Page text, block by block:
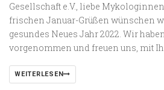
Gesellschaft e.V., liebe
frischen Januar-Grüßen wünschen
gesundes Neues Jahr 2022. Wir
vorgenommen und freuen uns, mit
WEITERLESEN